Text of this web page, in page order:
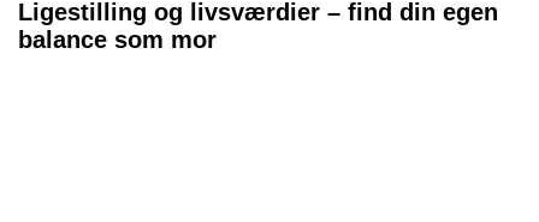
Ligestilling og livsværdier – find din egen
balance som mor